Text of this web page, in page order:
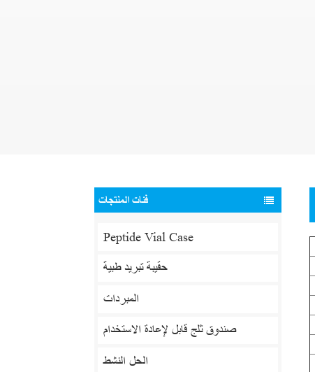
فئات المنتجات
Peptide Vial Case
حقيبة تبريد طبية
المبردات
صندوق ثلج قابل لإعادة الاستخدام
الحل النشط